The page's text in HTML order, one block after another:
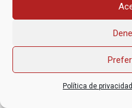
Política de privacidad